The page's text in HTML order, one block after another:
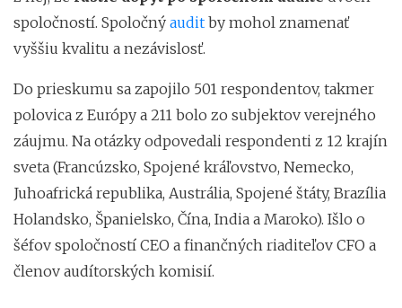
spoločností. Spoločný audit by mohol znamenať
vyššiu kvalitu a nezávislosť.
Do prieskumu sa zapojilo 501 respondentov, takmer
polovica z Európy a 211 bolo zo subjektov verejného
záujmu. Na otázky odpovedali respondenti z 12 krajín
sveta (Francúzsko, Spojené kráľovstvo, Nemecko,
Juhoafrická republika, Austrália, Spojené štáty, Brazília
Holandsko, Španielsko, Čína, India a Maroko). Išlo o
šéfov spoločností CEO a finančných riaditeľov CFO a
členov audítorských komisií.